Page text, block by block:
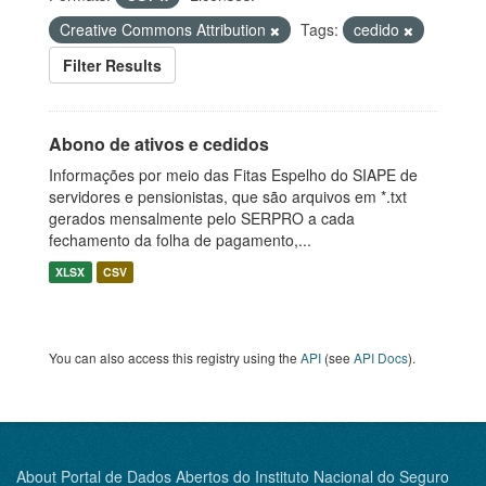
Creative Commons Attribution
Tags:
cedido
Filter Results
Abono de ativos e cedidos
Informações por meio das Fitas Espelho do SIAPE de
servidores e pensionistas, que são arquivos em *.txt
gerados mensalmente pelo SERPRO a cada
fechamento da folha de pagamento,...
XLSX CSV
You can also access this registry using the API (see API Docs).
About Portal de Dados Abertos do Instituto Nacional do Seguro